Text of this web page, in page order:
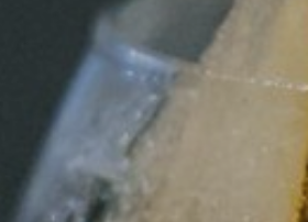
Deutsch
English